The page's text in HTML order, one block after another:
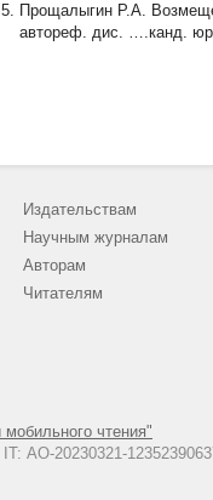
Прощалыгин Р.А.
автореф. дис. ….канд.
чтения"
IT: АО-20230321-
Издательствам
Научным журналам
Авторам
Читателям